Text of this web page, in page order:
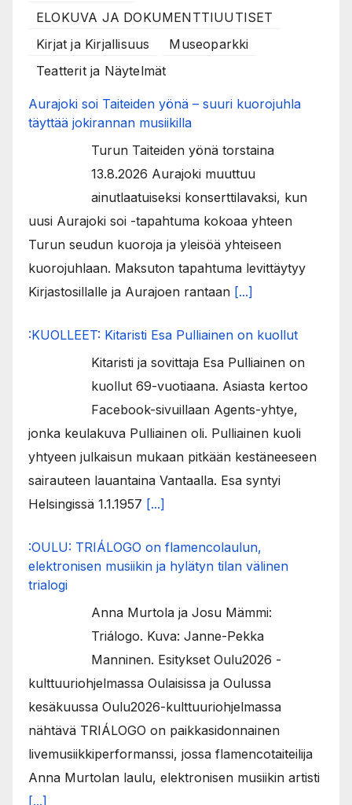
ELOKUVA JA DOKUMENTTIUUTISET
Kirjat ja Kirjallisuus
Museoparkki
Teatterit ja Näytelmät
Aurajoki soi Taiteiden yönä – suuri kuorojuhla
täyttää jokirannan musiikilla
Turun Taiteiden yönä torstaina
13.8.2026 Aurajoki muuttuu
ainutlaatuiseksi konserttilavaksi, kun
uusi Aurajoki soi -tapahtuma kokoaa yhteen
Turun seudun kuoroja ja yleisöä yhteiseen
kuorojuhlaan. Maksuton tapahtuma levittäytyy
Kirjastosillalle ja Aurajoen rantaan [...]
:KUOLLEET: Kitaristi Esa Pulliainen on kuollut
Kitaristi ja sovittaja Esa Pulliainen on
kuollut 69-vuotiaana. Asiasta kertoo
Facebook-sivuillaan Agents-yhtye,
jonka keulakuva Pulliainen oli. Pulliainen kuoli
yhtyeen julkaisun mukaan pitkään kestäneeseen
sairauteen lauantaina Vantaalla. Esa syntyi
Helsingissä 1.1.1957 [...]
:OULU: TRIÁLOGO on flamencolaulun,
elektronisen musiikin ja hylätyn tilan välinen
trialogi
Anna Murtola ja Josu Mämmi:
Triálogo. Kuva: Janne-Pekka
Manninen. Esitykset Oulu2026 -
kulttuuriohjelmassa Oulaisissa ja Oulussa
kesäkuussa Oulu2026-kulttuuriohjelmassa
nähtävä TRIÁLOGO on paikkasidonnainen
livemusiikkiperformanssi, jossa flamencotaiteilija
Anna Murtolan laulu, elektronisen musiikin artisti
[...]